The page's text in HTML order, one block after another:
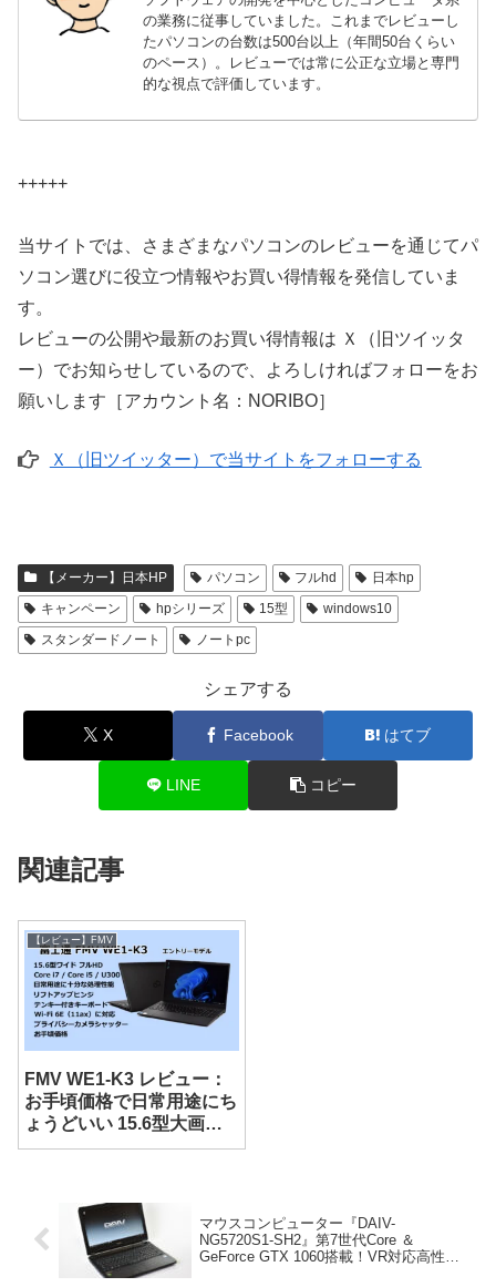
の業務に従事していました。これまでレビューし
たパソコンの台数は500台以上（年間50台くらい
のペース）。レビューでは常に公正な立場と専門
的な視点で評価しています。
+++++
当サイトでは、さまざまなパソコンのレビューを通じてパ
ソコン選びに役立つ情報やお買い得情報を発信していま
す。
レビューの公開や最新のお買い得情報は Ｘ（旧ツイッタ
ー）でお知らせしているので、よろしければフォローをお
願いします［アカウント名：NORIBO］
Ｘ（旧ツイッター）で当サイトをフォローする
【メーカー】日本HP パソコン フルhd
日本hp
キャンペーン
hpシリーズ 15型
windows10
スタンダードノート
ノートpc
シェアする
X Facebook はてブ
LINE コピー
関連記事
【レビュー】FMV
FMV WE1-K3 レビュー：
お手頃価格で日常用途にち
ょうどいい 15.6型大画面
ノート
マウスコンピューター『DAIV-
NG5720S1-SH2』第7世代Core ＆
GeForce GTX 1060搭載！VR対応高性能